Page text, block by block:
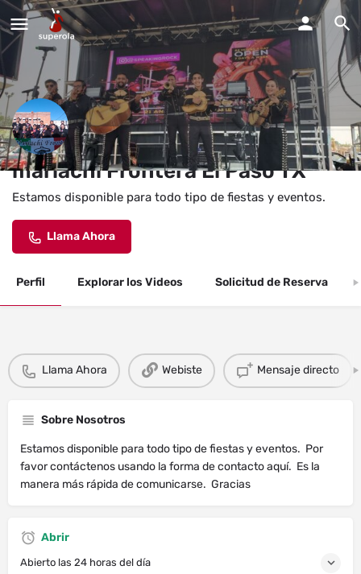
mariachi Frontera El Paso TX
Estamos disponible para todo tipo de fiestas y eventos.
Llama Ahora
Perfil Explorar los Videos Solicitud de Reserva
Llama Ahora Webiste Mensaje directo
Sobre Nosotros
Estamos disponible para todo tipo de fiestas y eventos. Por
favor contáctenos usando la forma de contacto aquí. Es la
manera más rápida de comunicarse. Gracias
Abrir
Abierto las 24 horas del día